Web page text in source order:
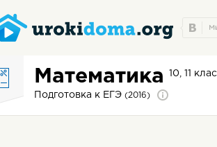
Математика 10, 11
Подготовка к ЕГЭ (2016)